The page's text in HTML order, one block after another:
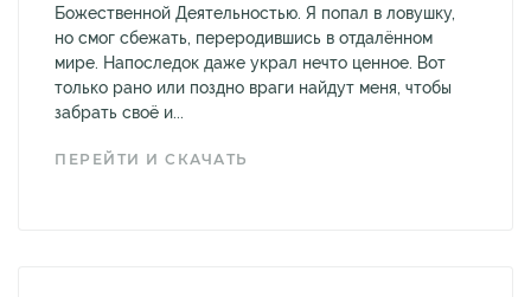
Божественной Деятельностью. Я попал в ловушку,
но смог сбежать, переродившись в отдалённом
мире. Напоследок даже украл нечто ценное. Вот
только рано или поздно враги найдут меня, чтобы
забрать своё и...
ПЕРЕЙТИ И СКАЧАТЬ